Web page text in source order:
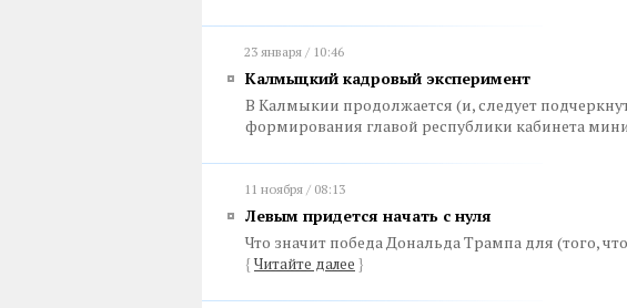
23 января / 10:46
Калмыцкий кадровый эксперимент
В Калмыкии продолжается (и, следует
формирования главой республики кабинета
11 ноября / 08:13
Левым придется начать с нуля
Что значит победа Дональда Трампа для (того,
{ Читайте далее }